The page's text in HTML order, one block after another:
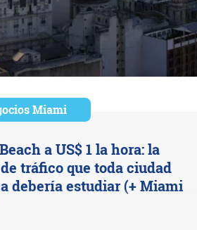
Miami
a US$ 1 la hora: la
tráfico que toda ciudad
debería estudiar (+ Miami